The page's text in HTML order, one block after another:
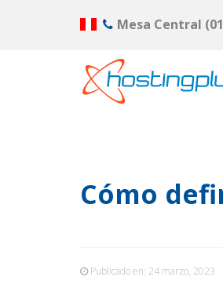
Mesa Central
Cómo
Publicado en: 24 marzo, 2023